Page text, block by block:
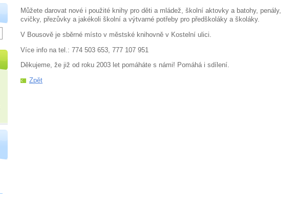
Můžete darovat nové i použité knihy pro děti a mládež, školní aktovky a batohy, penály,
cvičky, přezůvky a jakékoli školní a výtvarné potřeby pro předškoláky a školáky.
V Bousově je sběrné místo v městské knihovně v Kostelní ulici.
Více info na tel.: 774 503 653, 777 107 951
Děkujeme, že již od roku 2003 let pomáháte s námi! Pomáhá i sdílení.
Zpět